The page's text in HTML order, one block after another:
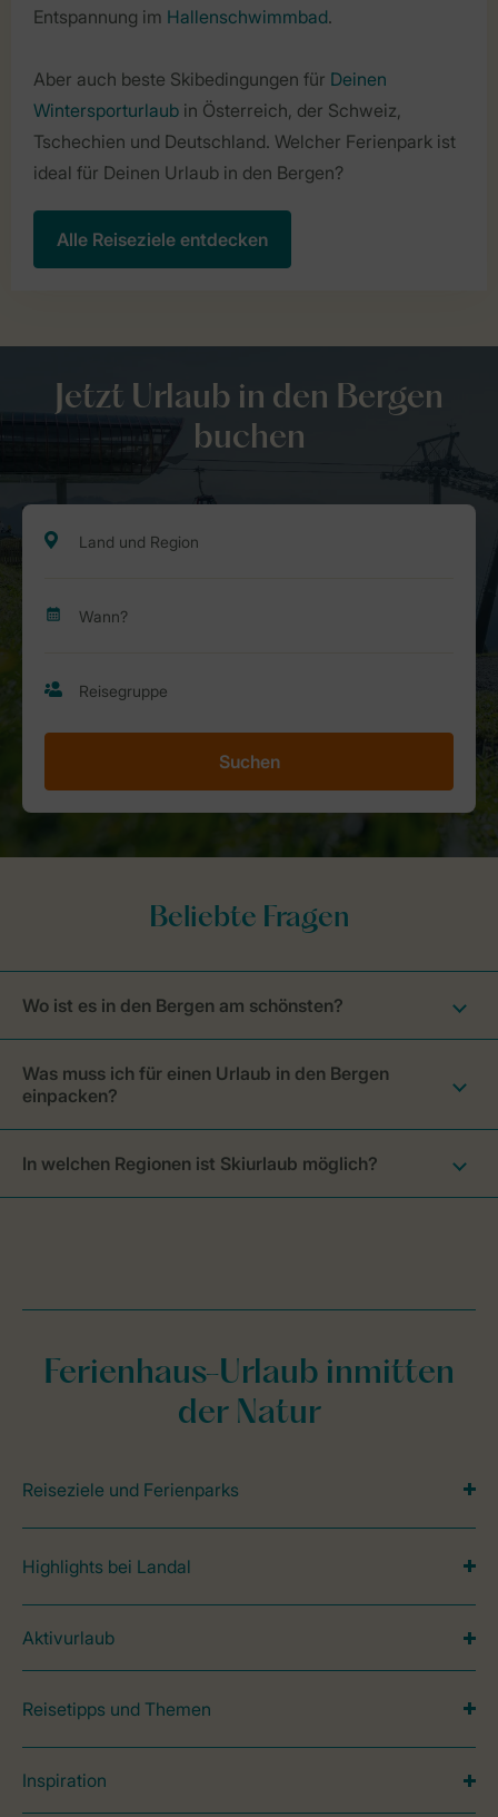
Entspannung im Hallenschwimmbad.
Aber auch beste Skibedingungen für Deinen
Wintersporturlaub in Österreich, der Schweiz,
Tschechien und Deutschland. Welcher Ferienpark ist
ideal für Deinen Urlaub in den Bergen?
Alle Reiseziele entdecken
Jetzt Urlaub in den Bergen
buchen
Suchen
Wo ist es in den Bergen am schönsten?
Was muss ich für einen Urlaub in den Bergen
einpacken?
In welchen Regionen ist Skiurlaub möglich?
Ferienhaus-Urlaub inmitten
der Natur
Reiseziele und Ferienparks
Highlights bei Landal
Aktivurlaub
Reisetipps und Themen
Inspiration